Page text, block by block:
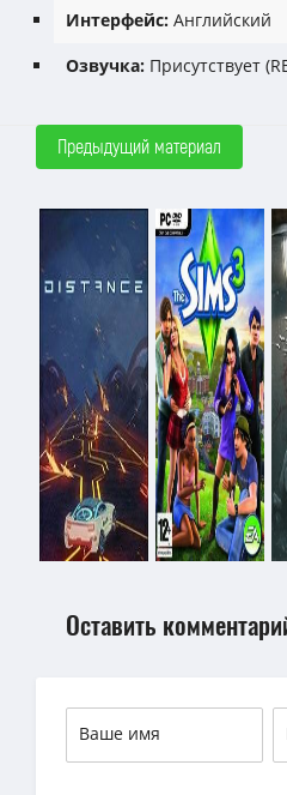
Интерфейс: Английский
Озвучка: Присутствует
Предыдущий материал
Оставить